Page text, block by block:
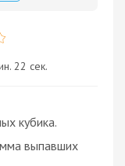
22 сек.
кубика.
выпавших